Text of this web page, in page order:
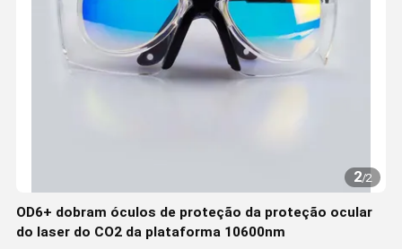
2/2
OD6+ dobram óculos de proteção da proteção ocular
do laser do CO2 da plataforma 10600nm